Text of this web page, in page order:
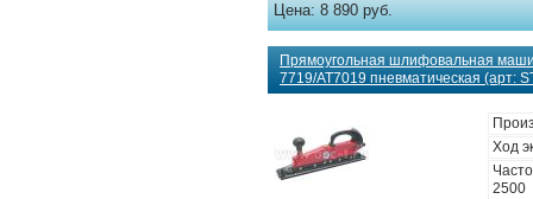
Цена:8 890 руб.
Прямоугольная шлифовальная
7719/AT7019 пневматическая (арт:
Ход
2500